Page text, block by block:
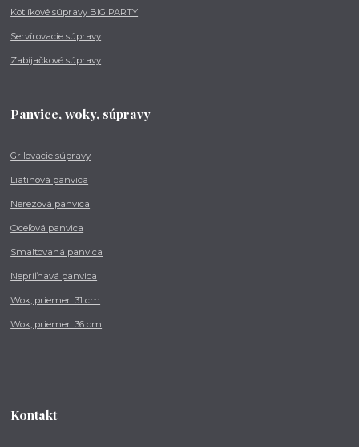
Kotlíkové súpravy BIG PARTY
Servírovacie súpravy
Zabíjačkové súpravy
Panvice, woky, súpravy
Grilovacie súpravy
Liatinová panvica
Nerezová panvica
Oceľová panvica
Smaltovaná panvica
Nepriľnavá panvica
Wok, priemer: 31 cm
Wok, priemer: 36 cm
Kontakt